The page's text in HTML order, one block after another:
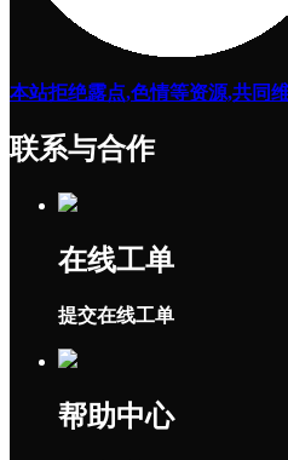
本站拒绝露点,色情等资源,共同
联系与合作
在线工单
提交在线工单
帮助中心